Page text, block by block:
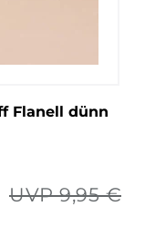
Flanell dünn
UVP 9,95 €